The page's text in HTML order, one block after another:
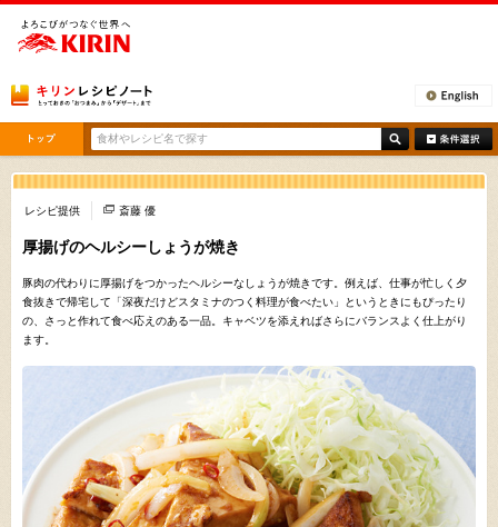
レシピ提供 斎藤 優
厚揚げのヘルシーしょうが焼き
豚肉の代わりに厚揚げをつかったヘルシーなしょうが焼きです。例えば、仕事が忙しく夕
食抜きで帰宅して「深夜だけどスタミナのつく料理が食べたい」というときにもぴったり
の、さっと作れて食べ応えのある一品。キャベツを添えればさらにバランスよく仕上がり
ます。